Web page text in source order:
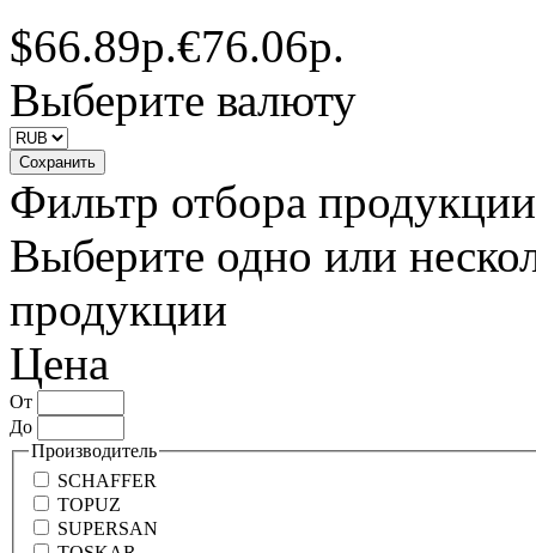
$66.89р.€76.06р.
Выберите валюту
Фильтр отбора продукции
Выберите одно или
продукции
Цена
От
До
Производитель
SCHAFFER
TOPUZ
SUPERSAN